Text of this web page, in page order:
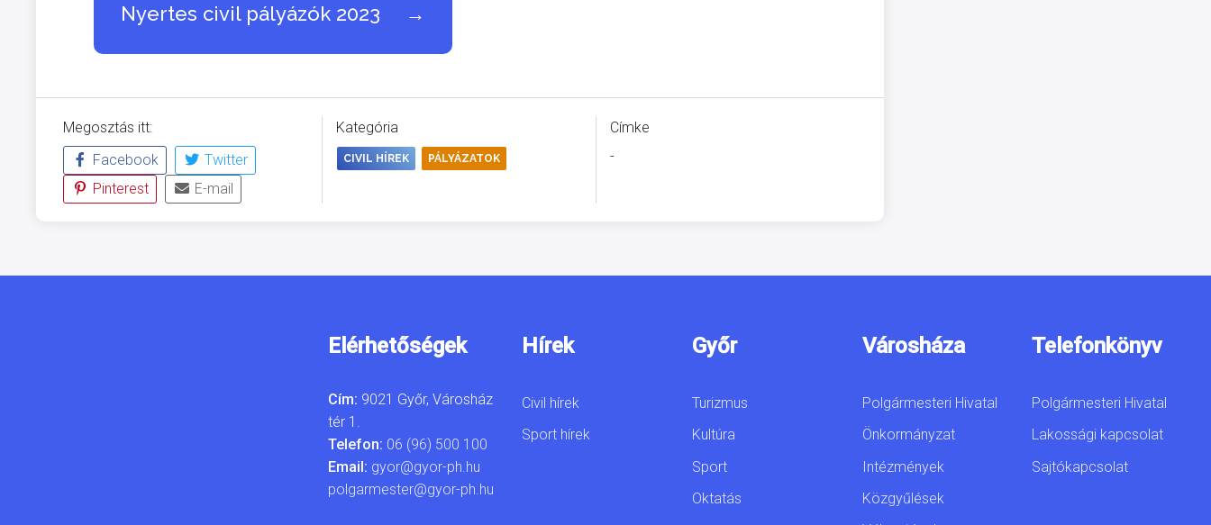
Nyertes civil pályázók 2023 →
Megosztás itt:
Facebook
Twitter
Pinterest
E-mail
Kategória
CIVIL HÍREK PÁLYÁZATOK
Címke
-
Elérhetőségek
Cím: 9021 Győr, Városház
tér 1.
Telefon: 06 (96) 500 100
Email: gyor@gyor-ph.hu
polgarmester@gyor-ph.hu
Hírek
Civil hírek
Sport hírek
Győr
Turizmus
Kultúra
Sport
Oktatás
Városháza
Polgármesteri Hivatal
Önkormányzat
Intézmények
Közgyűlések
Telefonkönyv
Polgármesteri Hivatal
Lakossági kapcsolat
Sajtókapcsolat